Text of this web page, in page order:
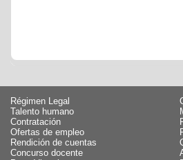
Régimen Legal
Talento humano
Contratación
Ofertas de empleo
Rendición de cuentas
Concurso docente